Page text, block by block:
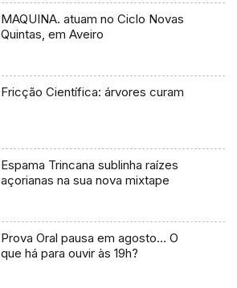
MAQUINA. atuam no Ciclo Novas
Quintas, em Aveiro
Fricção Científica: árvores curam
Espama Trincana sublinha raízes
açorianas na sua nova mixtape
Prova Oral pausa em agosto… O
que há para ouvir às 19h?